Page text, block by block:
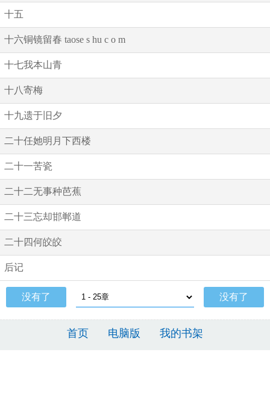
十五
十六铜镜留春 taose s hu c o m
十七我本山青
十八寄梅
十九遗于旧夕
二十任她明月下西楼
二十一苦瓷
二十二无事种芭蕉
二十三忘却邯郸道
二十四何皎皎
后记
没有了 没有了
首页 电脑版 我的书架